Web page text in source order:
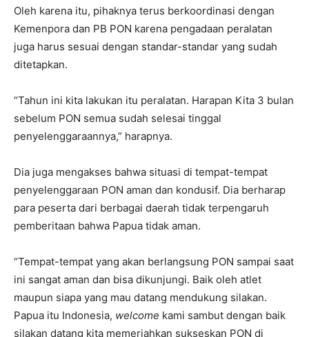
Oleh karena itu, pihaknya terus berkoordinasi dengan
Kemenpora dan PB PON karena pengadaan peralatan
juga harus sesuai dengan standar-standar yang sudah
ditetapkan.
“Tahun ini kita lakukan itu peralatan. Harapan Kita 3 bulan
sebelum PON semua sudah selesai tinggal
penyelenggaraannya,” harapnya.
Dia juga mengakses bahwa situasi di tempat-tempat
penyelenggaraan PON aman dan kondusif. Dia berharap
para peserta dari berbagai daerah tidak terpengaruh
pemberitaan bahwa Papua tidak aman.
“Tempat-tempat yang akan berlangsung PON sampai saat
ini sangat aman dan bisa dikunjungi. Baik oleh atlet
maupun siapa yang mau datang mendukung silakan.
Papua itu Indonesia, welcome kami sambut dengan baik
silakan datang kita memeriahkan sukseskan PON di